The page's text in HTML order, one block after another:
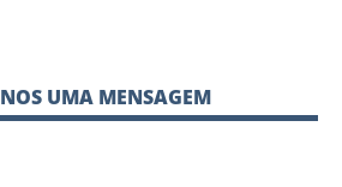
UMA MENSAGEM